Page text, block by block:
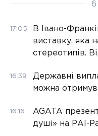
17:05
В Івано-
виставку, яка
стереотипів.
16:39
Державні
можна
16:16
AGATA
душі» на РАІ-